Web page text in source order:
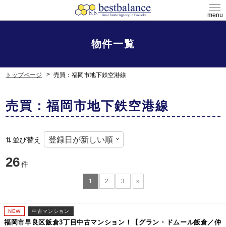
menu
物件一覧
トップページ 売買：福岡市地下鉄空港線
売買：福岡市地下鉄空港線
並び替え
26件
1 2 3 »
NEW 中古マンション
福岡市早良区飯倉3丁目中古マンション！【グラン・ドムール飯倉／仲